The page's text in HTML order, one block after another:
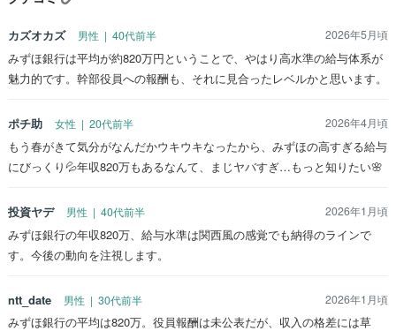
カズオカズ 男性 | 40代前半 2026年5月頃
みずほ銀行は平均が約820万円ということで、やはり高水準の給与体系が
魅力的です。幹部役員への報酬も、それに見合ったレベルかと思います。
ポチ助 女性 | 20代前半 2026年4月頃
もう春がきて気分がなんだかウキウキなったから、みずほの高すぎる給与
にびっくり💦年収820万もあるなんて、まじヤバすぎ…もっと知りたい🌸
投資ヤデ 男性 | 40代前半 2026年1月頃
みずほ銀行の年収820万、給与水準は関西風の感覚でも納得のラインで
す。今後の動向を注視します。
ntt_date 男性 | 30代前半 2026年1月頃
みずほ銀行の平均は820万。役員報酬は未公表だが、収入の格差には草